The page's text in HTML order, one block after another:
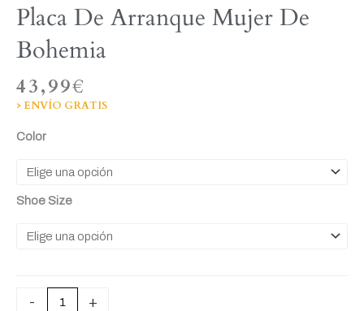
Placa De Arranque Mujer De
Bohemia
43,99€
> ENVÍO GRATIS
Color
Shoe Size
-
Placa
arranque
Mujer
Bohemia
+